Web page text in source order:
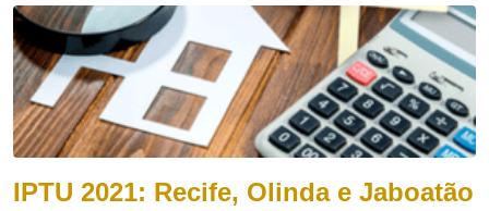
IPTU 2021: Recife, Olinda e Jaboatão